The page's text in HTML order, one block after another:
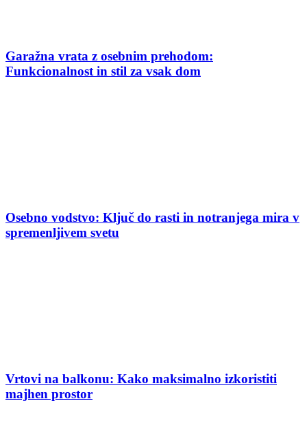
Garažna vrata z osebnim prehodom:
Funkcionalnost in stil za vsak dom
Osebno vodstvo: Ključ do rasti in notranjega mira v
spremenljivem svetu
Vrtovi na balkonu: Kako maksimalno izkoristiti
majhen prostor